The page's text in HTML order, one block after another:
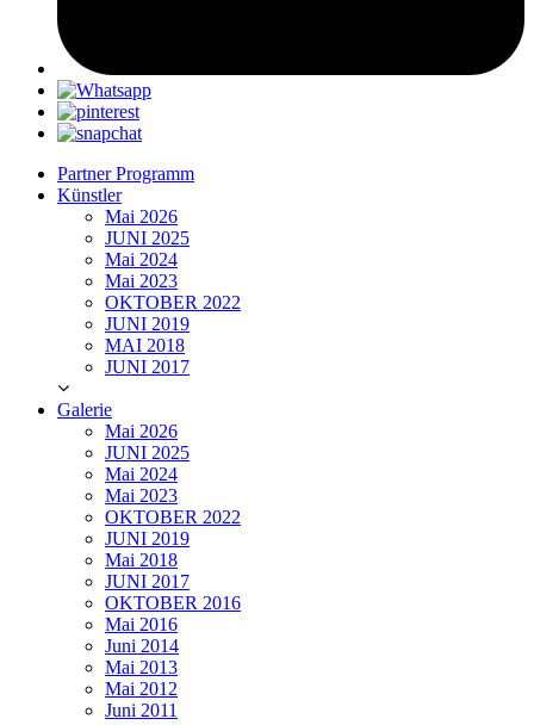
Partner Programm
Künstler
Mai 2026
JUNI 2025
Mai 2024
Mai 2023
OKTOBER 2022
JUNI 2019
MAI 2018
JUNI 2017
Galerie
Mai 2026
JUNI 2025
Mai 2024
Mai 2023
OKTOBER 2022
JUNI 2019
Mai 2018
JUNI 2017
OKTOBER 2016
Mai 2016
Juni 2014
Mai 2013
Mai 2012
Juni 2011